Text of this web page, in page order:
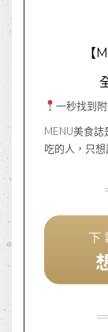
【
一秒找到
MENU美食誌
吃的人，只想